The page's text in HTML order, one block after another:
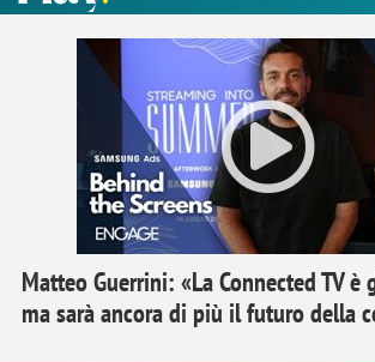
Matteo Guerrini: «La Connected TV è
ma sarà ancora di più il futuro della